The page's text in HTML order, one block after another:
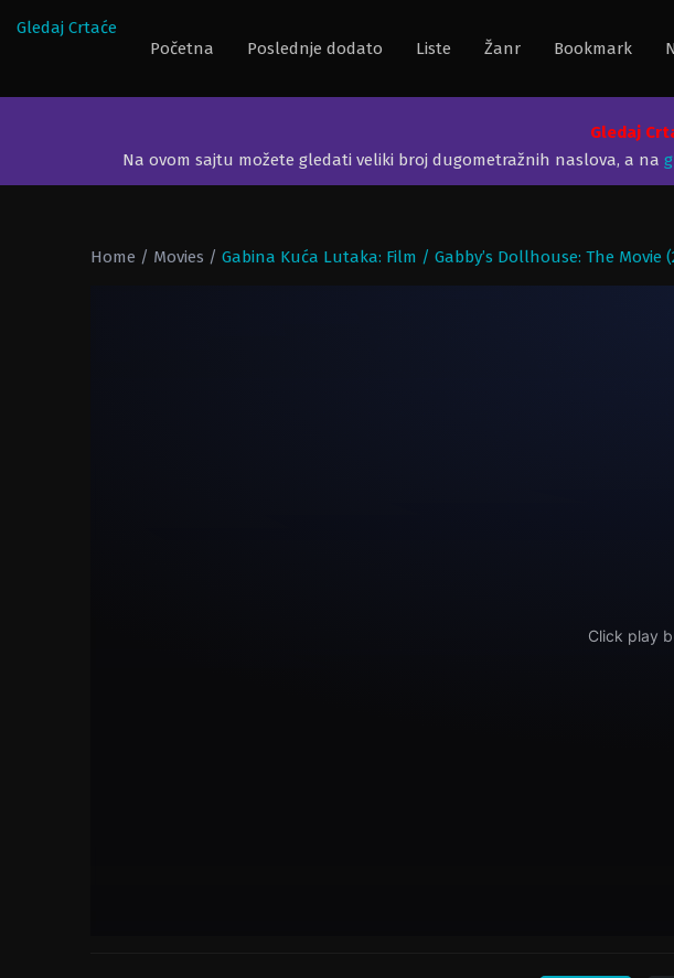
Gledaj Crtaće
Početna
Poslednje dodato Liste Žanr Bookmark
Gledaj
Na ovom sajtu možete gledati veliki broj dugometražnih naslova, a na
Home / Movies / Gabina Kuća Lutaka: Film / Gabby’s Dollhouse: The Movie